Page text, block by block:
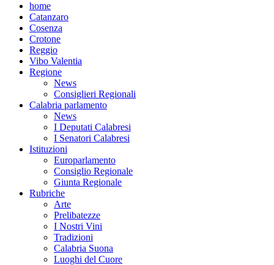
home
Catanzaro
Cosenza
Crotone
Reggio
Vibo Valentia
Regione
News
Consiglieri Regionali
Calabria parlamento
News
I Deputati Calabresi
I Senatori Calabresi
Istituzioni
Europarlamento
Consiglio Regionale
Giunta Regionale
Rubriche
Arte
Prelibatezze
I Nostri Vini
Tradizioni
Calabria Suona
Luoghi del Cuore